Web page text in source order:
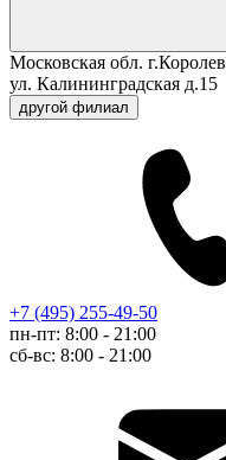
Московская обл. г.Королев
ул. Калининградская д.15
другой филиал
+7 (495) 255-49-50
пн-пт: 8:00 - 21:00
сб-вс: 8:00 - 21:00